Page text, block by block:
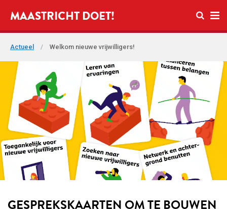
Open
MAASTRICHT DOET!
Actueel / Welkom nieuwe vrijwilligers!
GESPREKSKAARTEN OM TE BOUWEN